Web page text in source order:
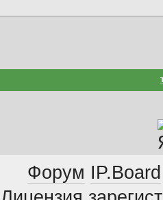
Форум IP.Board